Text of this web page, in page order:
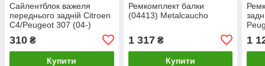
Сайлентблок важеля
переднього задній Citroen
C4/Peugeot 307 (04-)
310 ₴
Купити
Ремкомплект балки
(04413) Metalcaucho
1 317₴
Купити
1